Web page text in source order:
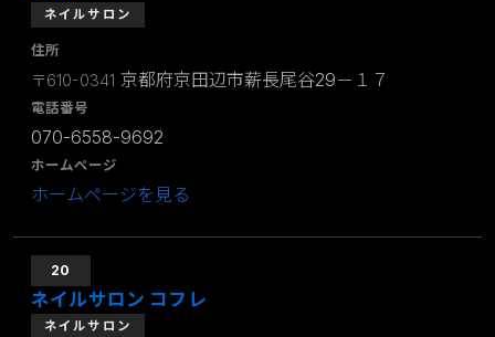
ネイルサロン
住所
〒610-0341 京都府京田辺市薪長尾谷29－１７
電話番号
070-6558-9692
ホームページ
ホームページを見る
20
ネイルサロン コフレ
ネイルサロン